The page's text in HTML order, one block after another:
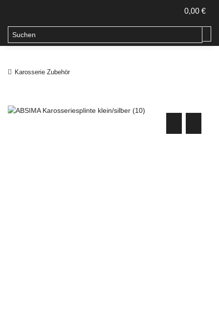
0,00 €
Karosserie Zubehör